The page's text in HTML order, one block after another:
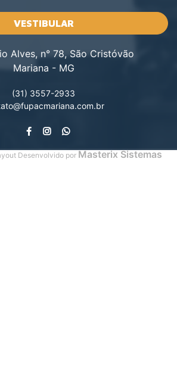
VESTIBULAR
Alves, n° 78, São Cristóvão
Mariana - MG
(31) 3557-2933
Desenvolvido por Masterix Sistemas